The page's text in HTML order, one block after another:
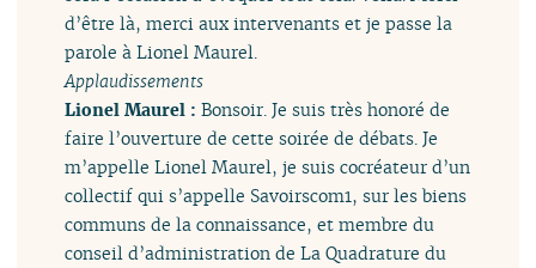
d’être là, merci aux intervenants et je passe la
parole à Lionel Maurel.
Applaudissements
Lionel Maurel : Bonsoir. Je suis très honoré de
faire l’ouverture de cette soirée de débats. Je
m’appelle Lionel Maurel, je suis cocréateur d’un
collectif qui s’appelle Savoirscom1, sur les biens
communs de la connaissance, et membre du
conseil d’administration de La Quadrature du